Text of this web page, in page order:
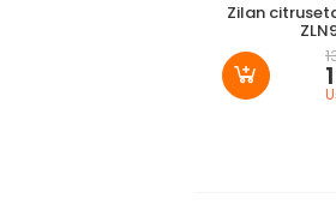
Zilan